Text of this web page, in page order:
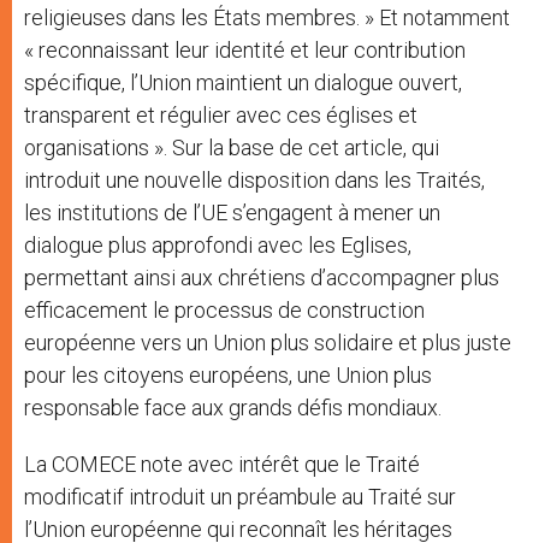
religieuses dans les États membres. » Et notamment
« reconnaissant leur identité et leur contribution
spécifique, l’Union maintient un dialogue ouvert,
transparent et régulier avec ces églises et
organisations ». Sur la base de cet article, qui
introduit une nouvelle disposition dans les Traités,
les institutions de l’UE s’engagent à mener un
dialogue plus approfondi avec les Eglises,
permettant ainsi aux chrétiens d’accompagner plus
efficacement le processus de construction
européenne vers un Union plus solidaire et plus juste
pour les citoyens européens, une Union plus
responsable face aux grands défis mondiaux.
La COMECE note avec intérêt que le Traité
modificatif introduit un préambule au Traité sur
l’Union européenne qui reconnaît les héritages